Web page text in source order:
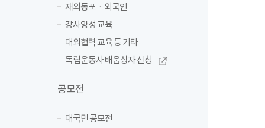
재외동포ㆍ외국인
강사양성 교육
대외협력 교육 등 기타
독립운동사 배움상자 신청
공모전
대국민 공모전